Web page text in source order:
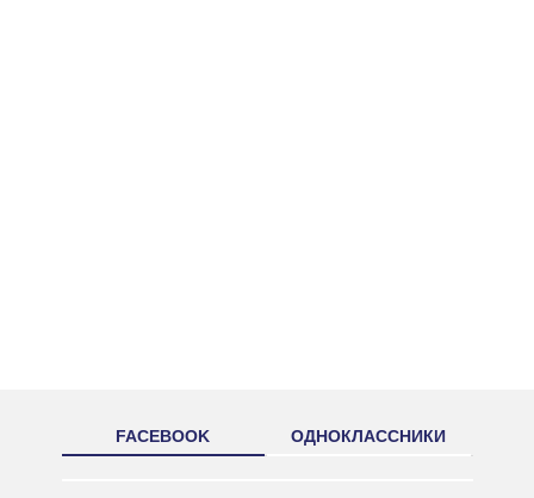
FACEBOOK ОДНОКЛАССНИКИ